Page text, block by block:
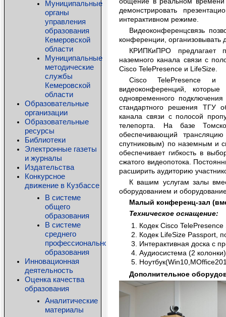
Муниципальные
органы
управления
образования
Кемеровской
области
Муниципальные
методические
службы
Кемеровской
области
Образовательные
организации
Образовательные
ресурсы
Библиотеки
Электронные газеты
и журналы
Издательства
Конкурсное
движение в Кузбассе
В системе
общего
образования
В системе
среднего
профессионального
образования
Инновационная
деятельность
Оценка качества
образования
Аналитические
материалы
демонстрировать
интерактивном режиме.
Видеоконференцсвязь
конференции, организовывать
КРИПКиПРО предлагает
наземного канала связи с
Cisco TelePresence и LifeSize.
Cisco TelePresence и
видеоконференций,
одновременного
стандартного решения ТГУ
канала связи с полосой
телепорта. На базе
обеспечивающий
спутниковым) по наземным и
обеспечивает гибкость в
сжатого видеопотока.
расширить аудиторию
К вашим услугам залы
оборудованием и
Малый конференц-зал
Техническое оснащение:
Кодек Cisco
Кодек LifeSize Passport,
Интерактивная доска с
Аудиосистема (2 колонки)
Дополнительное